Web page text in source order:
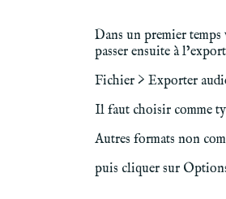
Dans un premier
passer ensuite à
Fichier > Exporter
Il faut choisir comme
Autres formats non
puis cliquer sur